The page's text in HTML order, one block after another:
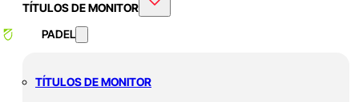
TÍTULOS DE MONITOR
PADEL
TÍTULOS DE MONITOR